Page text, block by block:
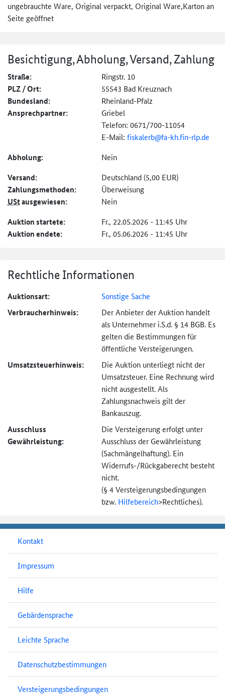
ungebrauchte Ware, Original verpackt, Original Ware,Karton an
Seite geöffnet
Besichtigung, Abholung, Versand, Zahlung
Straße: Ringstr. 10
PLZ / Ort: 55543 Bad Kreuznach
Bundesland: Rheinland-Pfalz
Ansprechpartner:
Griebel
Telefon: 0671/700-11054
E-Mail: fiskalerb@fa-kh.fin-rlp.de
Abholung: Nein
Versand: Deutschland (5,00 EUR)
Zahlungs­methoden: Überweisung
UStausgewiesen: Nein
Auktion startete: Fr., 22.05.2026 - 11:45 Uhr
Auktion endete: Fr., 05.06.2026 - 11:45 Uhr
Rechtliche Informationen
Auktionsart: Sonstige Sache
Verbraucher­hinweis:
Der Anbieter der Auktion handelt
als Unternehmer i.S.d. § 14 BGB. Es
gelten die Bestimmungen für
öffentliche Versteigerungen.
Umsatzsteuer­hinweis:
Die Auktion unterliegt nicht der
Umsatzsteuer. Eine Rechnung wird
nicht ausgestellt. Als
Zahlungsnachweis gilt der
Bankauszug.
Ausschluss
Gewährleistung:
Die Versteigerung erfolgt unter
Ausschluss der Gewährleistung
(Sachmängel­haftung). Ein
Widerrufs-/Rückgaberecht besteht
nicht.
(§ 4 Versteigerungs­bedingungen
bzw. Hilfebereich>Rechtliches).
Kontakt
Impressum
Hilfe
Gebärdensprache
Leichte Sprache
Datenschutzbestimmungen
Versteigerungsbedingungen